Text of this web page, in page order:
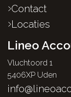
Contact
Locaties
Lineo
Vluchtoord 1
5406XP Uden